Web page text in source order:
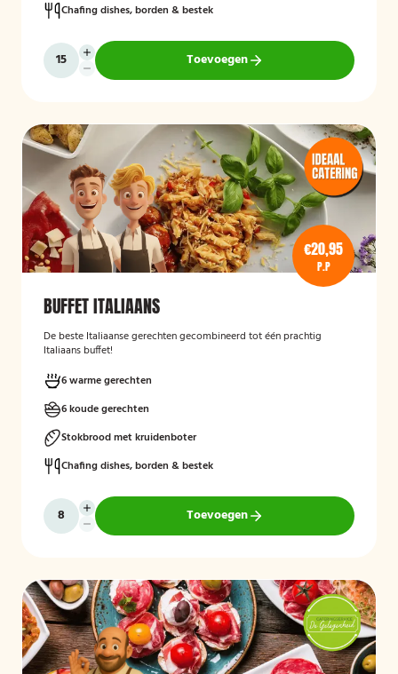
Chafing dishes, borden & bestek
Toevoegen
€20,95
P.P
BUFFET ITALIAANS
De beste Italiaanse gerechten gecombineerd tot één prachtig
Italiaans buffet!
6 warme gerechten
6 koude gerechten
Stokbrood met kruidenboter
Chafing dishes, borden & bestek
Toevoegen